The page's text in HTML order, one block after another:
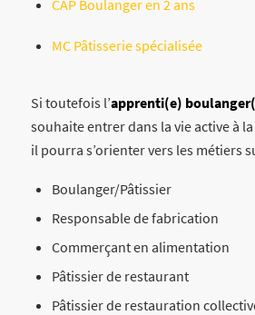
CAP Boulanger en 2 ans
MC Pâtisserie spécialisée
Si toutefois l’apprenti(e)
souhaite entrer dans la vie active à
il pourra s’orienter vers les métiers
Boulanger/Pâtissier
Responsable de fabrication
Commerçant en alimentation
Pâtissier de restaurant
Pâtissier de restauration